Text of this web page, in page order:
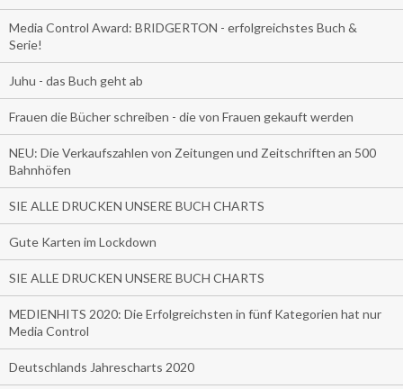
Media Control Award: BRIDGERTON - erfolgreichstes Buch &
Serie!
Juhu - das Buch geht ab
Frauen die Bücher schreiben - die von Frauen gekauft werden
NEU: Die Verkaufszahlen von Zeitungen und Zeitschriften an 500
Bahnhöfen
SIE ALLE DRUCKEN UNSERE BUCH CHARTS
Gute Karten im Lockdown
SIE ALLE DRUCKEN UNSERE BUCH CHARTS
MEDIENHITS 2020: Die Erfolgreichsten in fünf Kategorien hat nur
Media Control
Deutschlands Jahrescharts 2020